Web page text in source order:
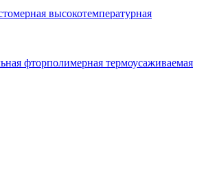
высокотемпературная
фторполимерная термоусаживаемая